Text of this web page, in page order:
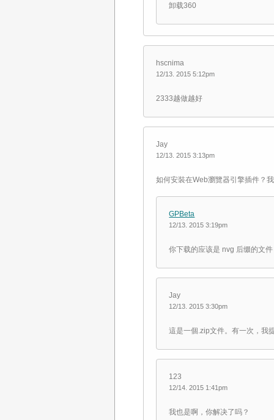
卸载360
hscnima
12/13. 2015 5:12pm
2333越做越好
Jay
12/13. 2015 3:13pm
如何安裝在Web瀏覽器引擎插件？
GPBeta
12/13. 2015 3:19pm
你下载的应该是 nvg 后缀的文件
Jay
12/13. 2015 3:30pm
這是一個.zip文件。有一次，我
123
12/14. 2015 1:41pm
我也是啊，你解决了吗？